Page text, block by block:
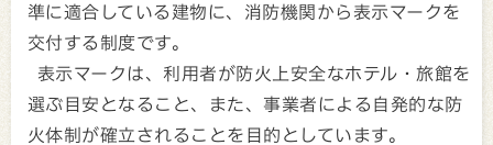
準に適合している建物に、消防機関から表示マークを
交付する制度です。
表示マークは、利用者が防火上安全なホテル・旅館を
選ぶ目安となること、また、事業者による自発的な防
火体制が確立されることを目的としています。